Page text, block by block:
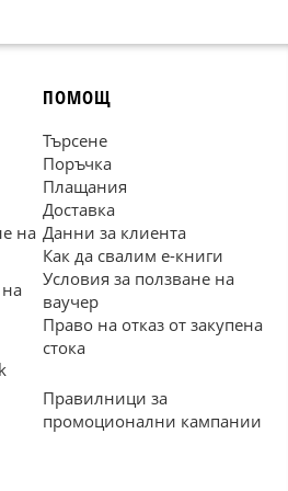
на
ПОМОЩ
Търсене
Поръчка
Плащания
Доставка
Данни за клиента
Как да свалим е-книги
Условия за ползване на
ваучер
Право на отказ от закупена
стока
Правилници за
промоционални кампании